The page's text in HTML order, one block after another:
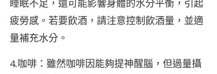
睡眠不足，還可能影響身體的水分平衡，引起
疲勞感。若要飲酒，請注意控制飲酒量，並適
量補充水分。
4.咖啡：雖然咖啡因能夠提神醒腦，但過量攝